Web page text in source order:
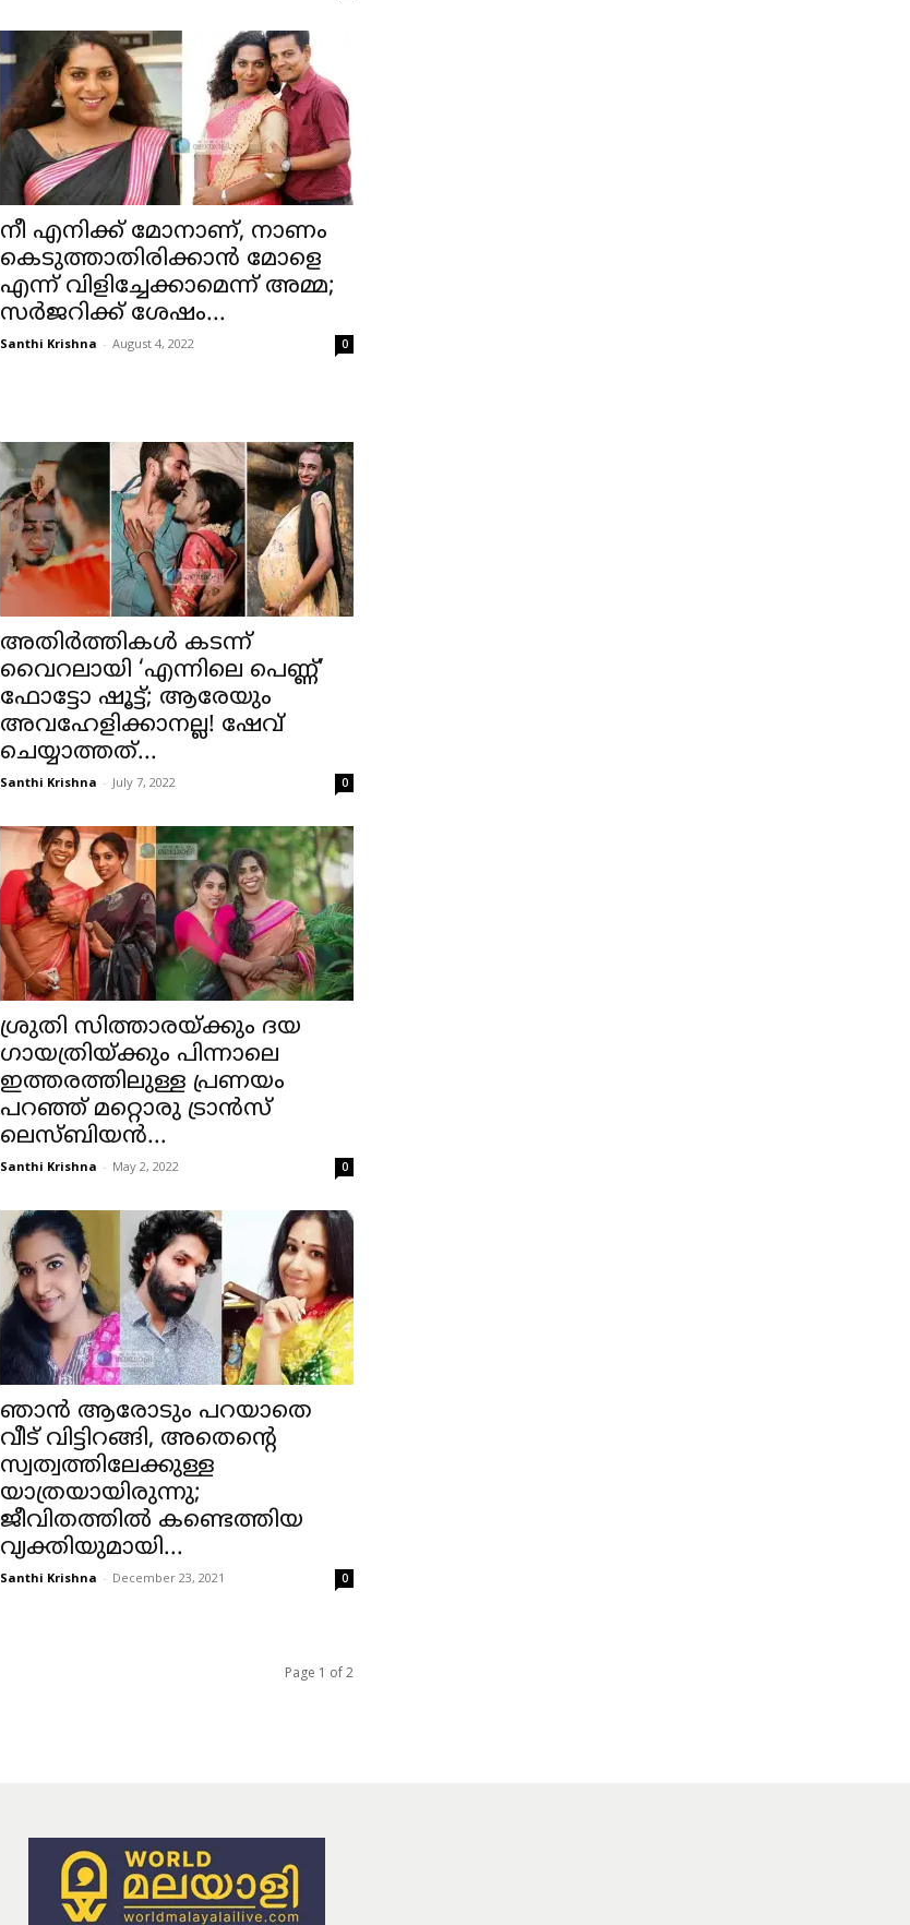
നീ എനിക്ക് മോനാണ്, നാണം
കെടുത്താതിരിക്കാൻ മോളെ
എന്ന് വിളിച്ചേക്കാമെന്ന് അമ്മ;
സർജറിക്ക് ശേഷം...
Santhi Krishna - August 4, 2022 0
അതിർത്തികൾ കടന്ന്
വൈറലായി ‘എന്നിലെ പെണ്ണ്’
ഫോട്ടോ ഷൂട്ട്; ആരേയും
അവഹേളിക്കാനല്ല! ഷേവ്
ചെയ്യാത്തത്...
Santhi Krishna - July 7, 2022 0
ശ്രുതി സിത്താരയ്ക്കും ദയ
ഗായത്രിയ്ക്കും പിന്നാലെ
ഇത്തരത്തിലുള്ള പ്രണയം
പറഞ്ഞ് മറ്റൊരു ട്രാൻസ്
ലെസ്ബിയൻ...
Santhi Krishna - May 2, 2022 0
ഞാൻ ആരോടും പറയാതെ
വീട് വിട്ടിറങ്ങി, അതെന്റെ
സ്വത്വത്തിലേക്കുള്ള
യാത്രയായിരുന്നു;
ജീവിതത്തിൽ കണ്ടെത്തിയ
വ്യക്തിയുമായി...
Santhi Krishna - December 23, 2021 0
Page 1 of 2